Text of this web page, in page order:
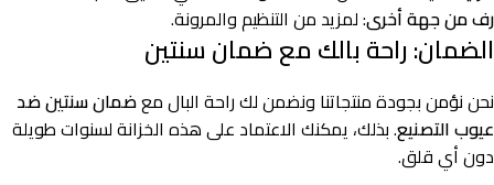
رف من جهة أخرى: لمزيد من التنظيم والمرونة.
الضمان: راحة بالك مع ضمان سنتين
نحن نؤمن بجودة منتجاتنا ونضمن لك راحة البال معضمان سنتين ضد
عيوب التصنيع. بذلك، يمكنك الاعتماد على هذه الخزانة لسنوات طويلة
دون أي قلق.